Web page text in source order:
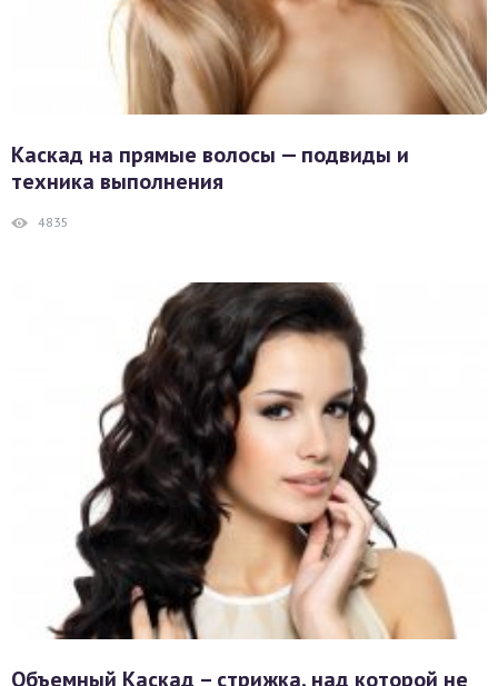
Каскад на прямые волосы — подвиды и
техника выполнения
4835
Объемный Каскад – стрижка, над которой не